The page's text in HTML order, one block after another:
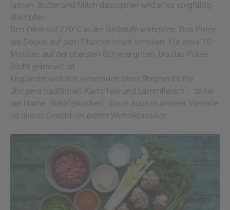
lassen. Butter und Milch dazugeben und alles sorgfältig
stampfen.
Den Ofen auf 220°C in der Grillstufe vorheizen. Das Püree
als Deckel auf dem Pfanneninhalt verteilen. Für etwa 10
Minuten auf der obersten Schiene grillen, bis das Püree
leicht gebräunt ist.
Engländer und Iren verwenden beim Shepherd’s Pie
übrigens traditionell Kartoffeln und Lammfleisch – daher
der Name „Schäferkuchen“. Doch auch in unserer Variante
ist dieses Gericht ein echter Winterklassiker.